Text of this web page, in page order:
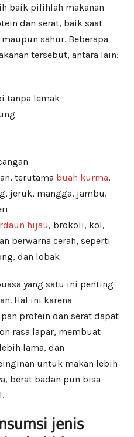
baik pilihlah makanan
dan serat, baik saat
sahur. Beberapa
tersebut, antara lain:
tanpa lemak
terutama buah kurma,
jeruk, mangga, jambu,
hijau, brokoli, kol,
berwarna cerah, seperti
dan lobak
yang satu ini penting
Hal ini karena
protein dan serat dapat
rasa lapar, membuat
lama, dan
untuk makan lebih
berat badan pun bisa
jenis